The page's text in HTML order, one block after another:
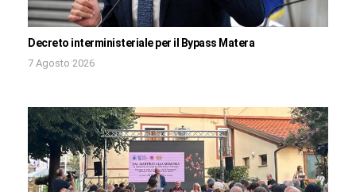
Decreto interministeriale per il Bypass Matera
7 Agosto 2026